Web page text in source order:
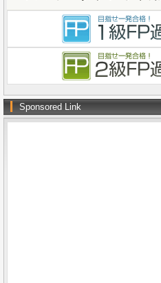
Sponsored Link